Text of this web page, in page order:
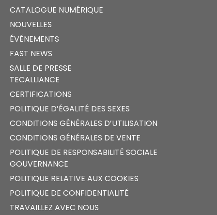
CATALOGUE NUMÉRIQUE
NOUVELLES
ÉVÉNEMENTS
FAST NEWS
SALLE DE PRESSE
TECALLIANCE
CERTIFICATIONS
POLITIQUE D’ÉGALITÉ DES SEXES
CONDITIONS GÉNÉRALES D’UTILISATION
CONDITIONS GÉNÉRALES DE VENTE
POLITIQUE DE RESPONSABILITÉ SOCIALE
GOUVERNANCE
POLITIQUE RELATIVE AUX COOKIES
POLITIQUE DE CONFIDENTIALITÉ
TRAVAILLEZ AVEC NOUS